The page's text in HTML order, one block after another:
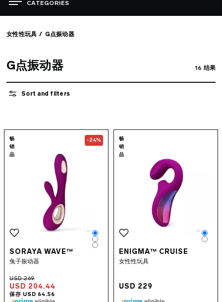
CATEGORIES
最佳销量性玩具
肛塞
G点振动器
男性性玩具
情侣性玩具
欢愉新品
捆绑产品
APP 控制式性爱玩具
助情补剂
性爱配件
INTIMINA BY LELO
LELO MAKEUP™
避孕套
女性性玩具 G点振动器
G点振动器 16 结果
Sort and filters
Go to theSORAYA Wave™
畅
销
品
-24%
SORAYA WAVE™
兔子振动器
USD 204.44
Color
Color
Color
畅
销
品
ENIGMA™ CRUISE
女性性玩具
USD 229